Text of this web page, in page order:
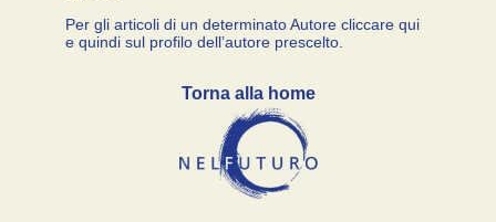
Per gli articoli di un determinato Autore cliccare qui
e quindi sul profilo dell’autore prescelto.
Torna alla home